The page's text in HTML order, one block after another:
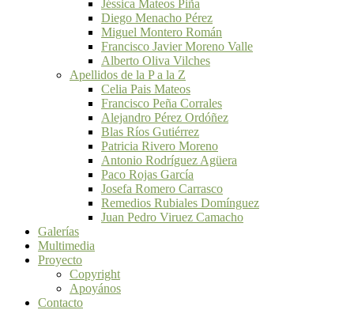
Jéssica Mateos Piña
Diego Menacho Pérez
Miguel Montero Román
Francisco Javier Moreno Valle
Alberto Oliva Vilches
Apellidos de la P a la Z
Celia Pais Mateos
Francisco Peña Corrales
Alejandro Pérez Ordóñez
Blas Ríos Gutiérrez
Patricia Rivero Moreno
Antonio Rodríguez Agüera
Paco Rojas García
Josefa Romero Carrasco
Remedios Rubiales Domínguez
Juan Pedro Viruez Camacho
Galerías
Multimedia
Proyecto
Copyright
Apoyános
Contacto